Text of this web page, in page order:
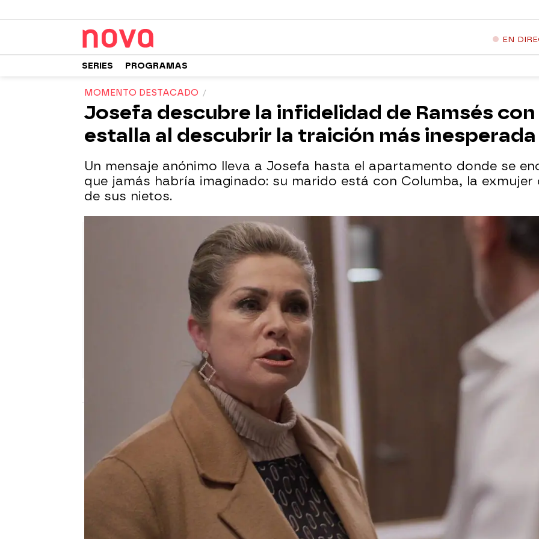
EN
SERIES PROGRAMAS
MOMENTO DESTACADO
Josefa descubre la infidelidad de Ramsés
estalla al descubrir la traición más inesperada
Un mensaje anónimo lleva a Josefa hasta el apartamento donde se
que jamás habría imaginado: su marido está con Columba, la
de sus nietos.
Publicado: 10 de marzo de 2026, 21:30
Columba y Ramsés se ven a escondidas
Ciudad de México que el empresario utiliza para sus escarceos
amorosos. Sin embargo, alguien envía
un mensaje anónimo al
móvil de Josefa alertándole de que su marido le está siendo
infiel. ¿Habrá sido Columba?